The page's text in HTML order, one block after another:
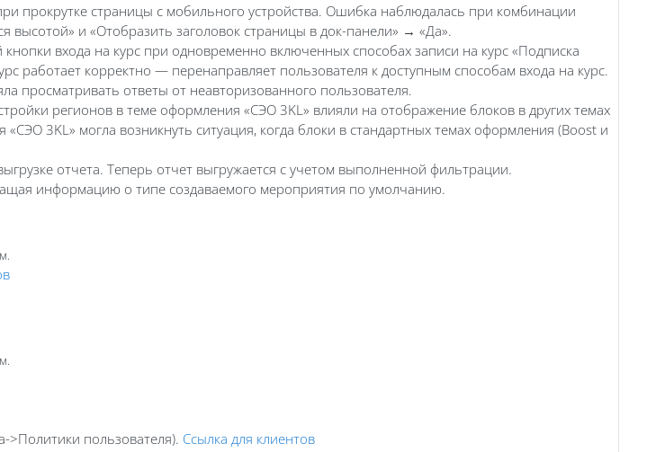
прокрутке страницы с мобильного устройства. Ошибка наблюдалась при комбинации
и «Отобразить заголовок страницы в док-панели» → «Да».
входа на курс при одновременно включенных способах записи на курс «Подписка
работает корректно — перенаправляет пользователя к доступным способам входа на курс.
просматривать ответы от неавторизованного пользователя.
регионов в теме оформления «СЭО 3KL» влияли на отображение блоков в других темах
3KL» могла возникнуть ситуация, когда блоки в стандартных темах оформления (Boost и
отчета. Теперь отчет выгружается с учетом выполненной фильтрации.
информацию о типе создаваемого мероприятия по умолчанию.
пользователя). Ссылка для клиентов